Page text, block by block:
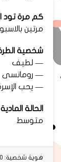
كم مرة تود
مرتين
شخصية
— لطيف
— رومانسى
— يحب
الحالة
متوسط
هوية شخصية: 4188174250